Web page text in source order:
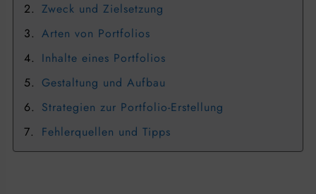
Zweck und Zielsetzung
Arten von Portfolios
Inhalte eines Portfolios
Gestaltung und Aufbau
Strategien zur Portfolio-Erstellung
Fehlerquellen und Tipps